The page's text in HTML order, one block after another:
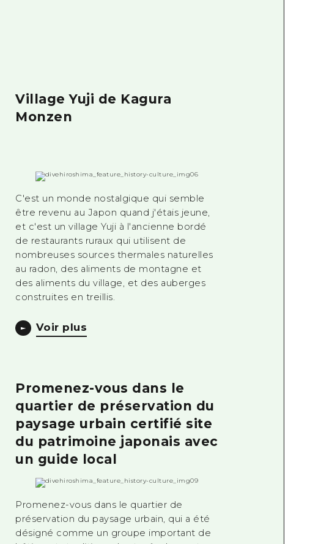
Village Yuji de Kagura
Monzen
C'est un monde nostalgique qui semble
être revenu au Japon quand j'étais jeune,
et c'est un village Yuji à l'ancienne bordé
de restaurants ruraux qui utilisent de
nombreuses sources thermales naturelles
au radon, des aliments de montagne et
des aliments du village, et des auberges
construites en treillis.
Voir plus
Promenez-vous dans le
quartier de préservation du
paysage urbain certifié site
du patrimoine japonais avec
un guide local
Promenez-vous dans le quartier de
préservation du paysage urbain, qui a été
désigné comme un groupe important de